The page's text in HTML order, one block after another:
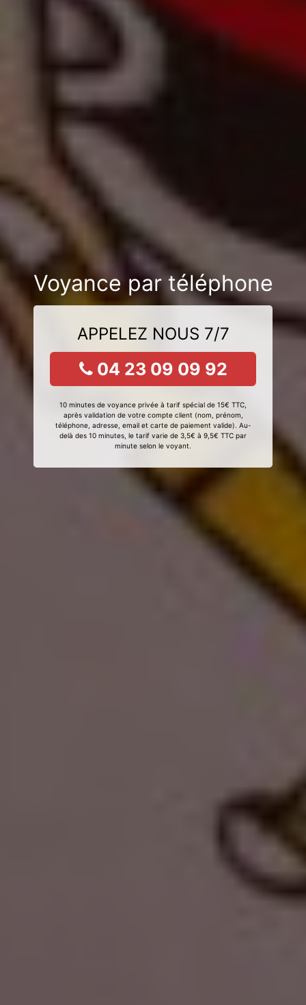
Voyance par téléphone
APPELEZ NOUS 7/7
04 23 09 09 92
10 minutes de voyance privée à tarif spécial de 15€ TTC,
après validation de votre compte client (nom, prénom,
téléphone, adresse, email et carte de paiement valide). Au-
delà des 10 minutes, le tarif varie de 3,5€ à 9,5€ TTC par
minute selon le voyant.